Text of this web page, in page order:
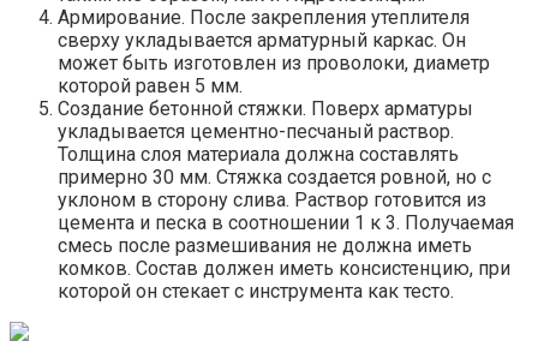
Армирование. После закрепления утеплителя
сверху укладывается арматурный каркас. Он
может быть изготовлен из проволоки, диаметр
которой равен 5 мм.
Создание бетонной стяжки. Поверх арматуры
укладывается цементно-песчаный раствор.
Толщина слоя материала должна составлять
примерно 30 мм. Стяжка создается ровной, но с
уклоном в сторону слива. Раствор готовится из
цемента и песка в соотношении 1 к 3. Получаемая
смесь после размешивания не должна иметь
комков. Состав должен иметь консистенцию, при
которой он стекает с инструмента как тесто.